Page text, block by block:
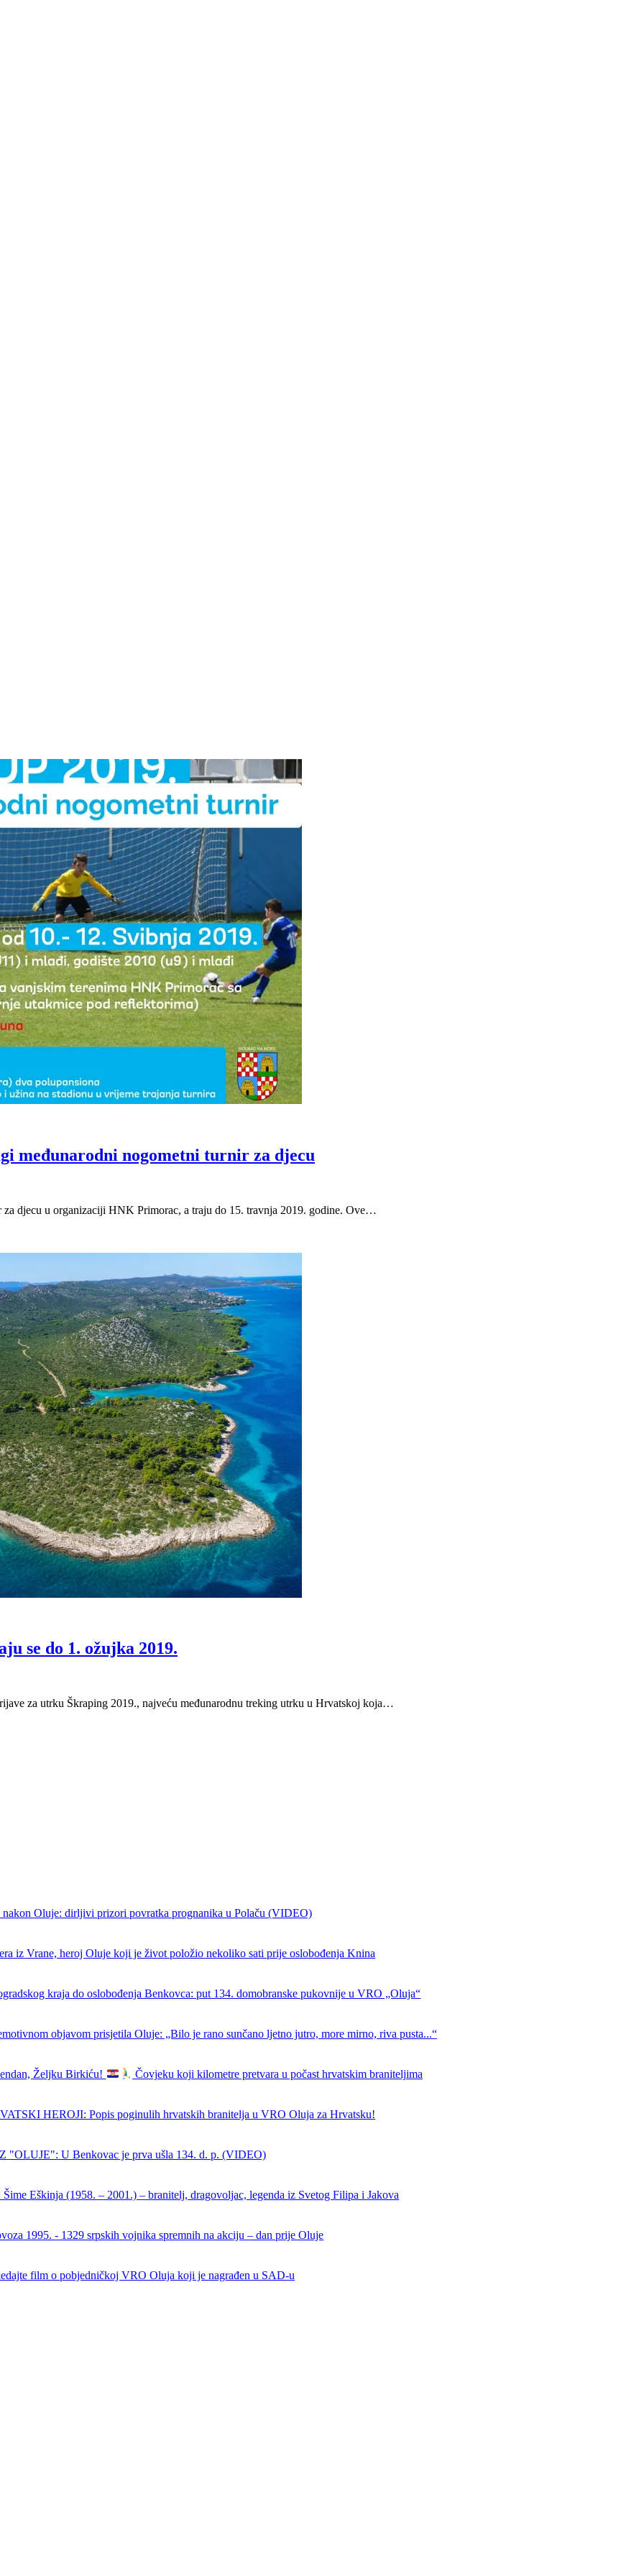
međunarodni nogometni turnir za djecu
djecu u organizaciji HNK Primorac, a traju do 15. travnja 2019. godine. Ove…
se do 1. ožujka 2019.
za utrku Škraping 2019., najveću međunarodnu treking utrku u Hrvatskoj koja…
nakon Oluje: dirljivi prizori povratka prognanika u Polaču (VIDEO)
iz Vrane, heroj Oluje koji je život položio nekoliko sati prije oslobođenja Knina
kraja do oslobođenja Benkovca: put 134. domobranske pukovnije u VRO „Oluja“
objavom prisjetila Oluje: „Bilo je rano sunčano ljetno jutro, more mirno, riva pusta...“
Željku Birkiću! Čovjeku koji kilometre pretvara u počast hrvatskim braniteljima
HEROJI: Popis poginulih hrvatskih branitelja u VRO Oluja za Hrvatsku!
"OLUJE": U Benkovac je prva ušla 134. d. p. (VIDEO)
Šime Eškinja (1958. – 2001.) – branitelj, dragovoljac, legenda iz Svetog Filipa i Jakova
1995. - 1329 srpskih vojnika spremnih na akciju – dan prije Oluje
film o pobjedničkoj VRO Oluja koji je nagrađen u SAD-u